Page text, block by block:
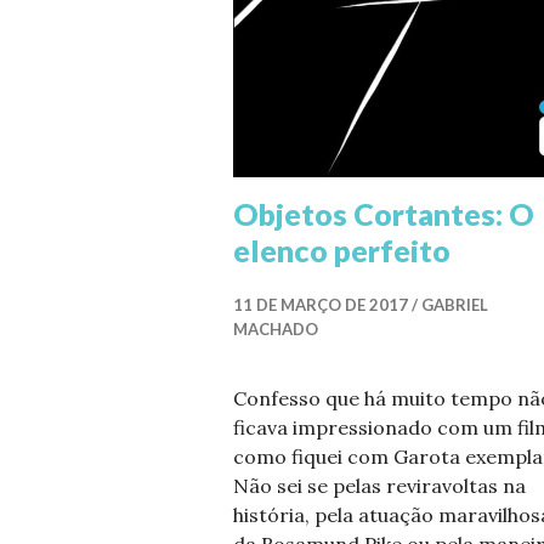
Objetos Cortantes: O
elenco perfeito
11 DE MARÇO DE 2017
GABRIEL
MACHADO
Confesso que há muito tempo
ficava impressionado com um
como fiquei com Garota
Não sei se pelas reviravoltas na
história, pela atuação